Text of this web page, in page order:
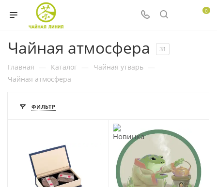
0
Чайная атмосфера 31
Главная — Каталог — Чайная утварь —
Чайная атмосфера
ФИЛЬТР